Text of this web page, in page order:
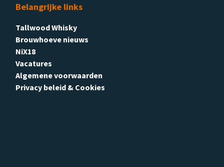
Belangrijke links
Tallwood Whisky
Brouwhoeve nieuws
NiX18
Vacatures
Algemene voorwaarden
Privacy beleid & Cookies